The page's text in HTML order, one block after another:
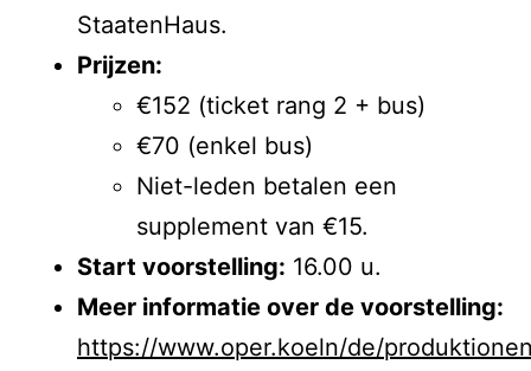
StaatenHaus.
Prijzen:
€152 (ticket rang 2 + bus)
€70 (enkel bus)
Niet-leden betalen een
supplement van €15.
Start voorstelling: 16.00 u.
Meer informatie over de voorstelling:
https://www.oper.koeln/de/